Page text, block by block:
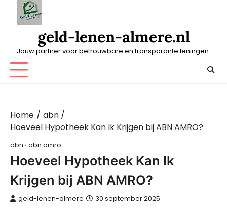
geld-lenen-almere.nl
Jouw partner voor betrouwbare en transparante leningen.
Home
abn
Hoeveel Hypotheek Kan Ik Krijgen bij ABN AMRO?
abn abn amro
Hoeveel Hypotheek Kan Ik
Krijgen bij ABN AMRO?
geld-lenen-almere 30 september 2025